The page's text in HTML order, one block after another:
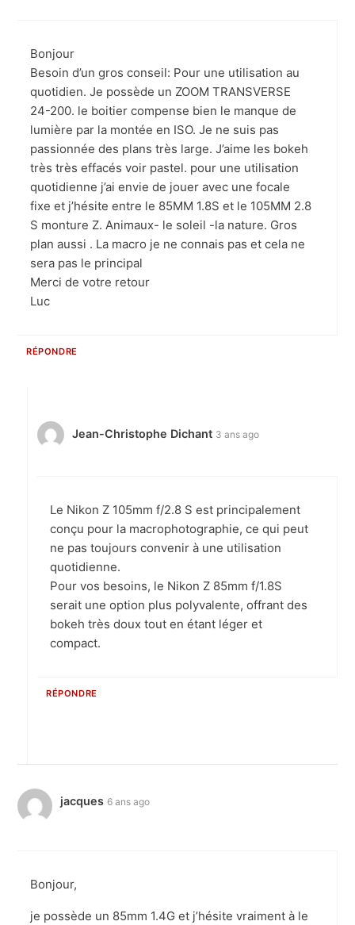
Bonjour
Besoin d’un gros conseil: Pour une utilisation au
quotidien. Je possède un ZOOM TRANSVERSE
24-200. le boitier compense bien le manque de
lumière par la montée en ISO. Je ne suis pas
passionnée des plans très large. J’aime les bokeh
très très effacés voir pastel. pour une utilisation
quotidienne j’ai envie de jouer avec une focale
fixe et j’hésite entre le 85MM 1.8S et le 105MM 2.8
S monture Z. Animaux- le soleil -la nature. Gros
plan aussi . La macro je ne connais pas et cela ne
sera pas le principal
Merci de votre retour
Luc
RÉPONDRE
Jean-Christophe Dichant 3 ans ago
Le Nikon Z 105mm f/2.8 S est principalement
conçu pour la macrophotographie, ce qui peut
ne pas toujours convenir à une utilisation
quotidienne.
Pour vos besoins, le Nikon Z 85mm f/1.8S
serait une option plus polyvalente, offrant des
bokeh très doux tout en étant léger et
compact.
RÉPONDRE
jacques 6 ans ago
Bonjour,
je possède un 85mm 1.4G et j’hésite vraiment à le